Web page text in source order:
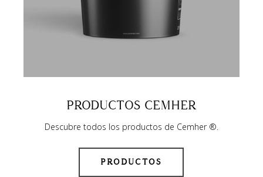
PRODUCTOS CEMHER
Descubre todos los productos de Cemher ®.
PRODUCTOS